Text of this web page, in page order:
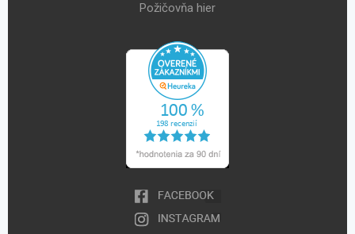
Požičovňa hier